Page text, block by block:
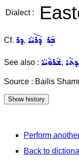
Dialect :
Cf. ܕܪ, ܒܲܪ ܕܵܪܵܝܵܐ
See also : ܫܵܪܘܵܝܵܐ,
Source : Bailis
Perform
Back to